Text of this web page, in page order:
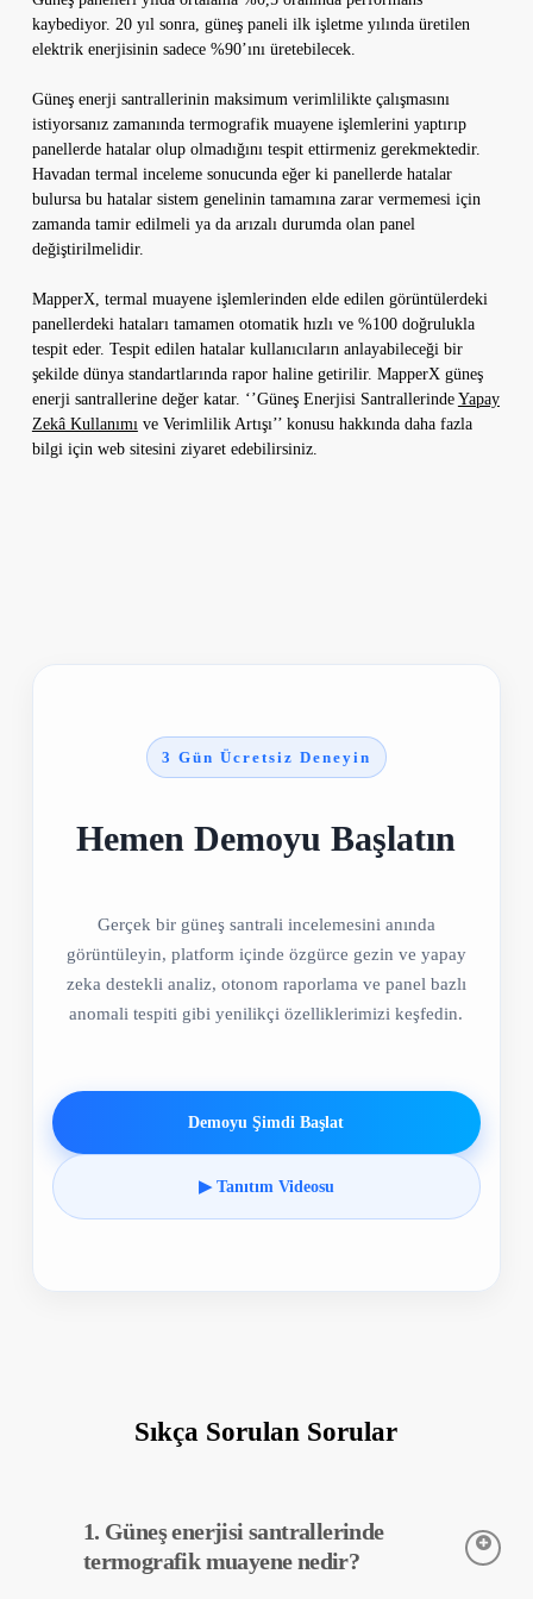
kaybediyor. 20 yıl sonra, güneş paneli ilk işletme yılında üretilen
elektrik enerjisinin sadece %90’ını üretebilecek.
Güneş enerji santrallerinin maksimum verimlilikte çalışmasını
istiyorsanız zamanında termografik muayene işlemlerini yaptırıp
panellerde hatalar olup olmadığını tespit ettirmeniz gerekmektedir.
Havadan termal inceleme sonucunda eğer ki panellerde hatalar
bulursa bu hatalar sistem genelinin tamamına zarar vermemesi için
zamanda tamir edilmeli ya da arızalı durumda olan panel
değiştirilmelidir.
MapperX, termal muayene işlemlerinden elde edilen görüntülerdeki
panellerdeki hataları tamamen otomatik hızlı ve %100 doğrulukla
tespit eder. Tespit edilen hatalar kullanıcıların anlayabileceği bir
şekilde dünya standartlarında rapor haline getirilir. MapperX güneş
enerji santrallerine değer katar. ‘’Güneş Enerjisi Santrallerinde Yapay
Zekâ Kullanımıve Verimlilik Artışı’’ konusu hakkında daha fazla
bilgi için web sitesini ziyaret edebilirsiniz.
3 Gün Ücretsiz Deneyin
Hemen Demoyu Başlatın
Gerçek bir güneş santrali incelemesini anında
görüntüleyin, platform içinde özgürce gezin ve yapay
zeka destekli analiz, otonom raporlama ve panel bazlı
anomali tespiti gibi yenilikçi özelliklerimizi keşfedin.
Demoyu Şimdi Başlat
▶ Tanıtım Videosu
Sıkça Sorulan Sorular
1. Güneş enerjisi santrallerinde
termografik muayene nedir?